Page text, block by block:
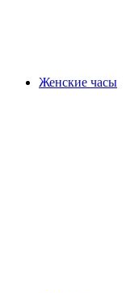
Женские часы